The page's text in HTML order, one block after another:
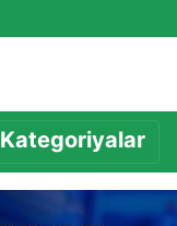
Kategoriyalar